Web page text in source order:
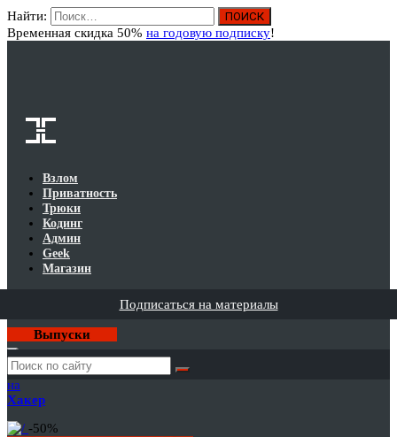
Найти:
Временная скидка 50% на годовую подписку!
Взлом
Приватность
Трюки
Кодинг
Админ
Geek
Магазин
Подписаться на материалы
Выпуски
Годовая
подписка
на
Хакер
-50%